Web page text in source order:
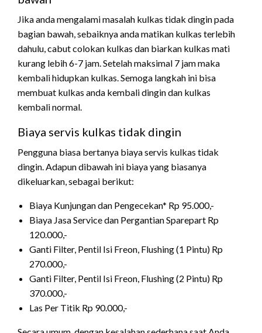
Jika anda mengalami masalah kulkas tidak dingin pada
bagian bawah, sebaiknya anda matikan kulkas terlebih
dahulu, cabut colokan kulkas dan biarkan kulkas mati
kurang lebih 6-7 jam. Setelah maksimal 7 jam maka
kembali hidupkan kulkas. Semoga langkah ini bisa
membuat kulkas anda kembali dingin dan kulkas
kembali normal.
Biaya servis kulkas tidak dingin
Pengguna biasa bertanya biaya servis kulkas tidak
dingin. Adapun dibawah ini biaya yang biasanya
dikeluarkan, sebagai berikut:
Biaya Kunjungan dan Pengecekan* Rp 95.000,-
Biaya Jasa Service dan Pergantian Sparepart Rp
120.000,-
Ganti Filter, Pentil Isi Freon, Flushing (1 Pintu) Rp
270.000,-
Ganti Filter, Pentil Isi Freon, Flushing (2 Pintu) Rp
370.000,-
Las Per Titik Rp 90.000,-